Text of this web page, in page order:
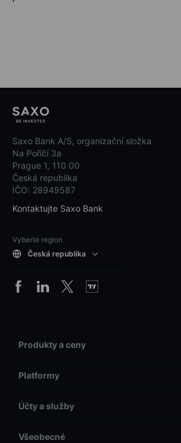
Saxo Bank A/S, organizační složka
Na Poříčí 3a
Prague 1, 110 00
Česká republika
IČO: 28949587
Kontaktujte Saxo Bank
Vyberte region
Česká republika
Produkty a ceny
Platformy
Účty a služby
Všeobecné